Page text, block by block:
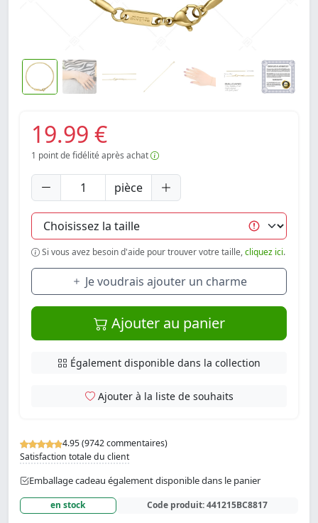
4.95 (9742 commentaires)
Satisfaction totale du client
Emballage cadeau également disponible dans le panier
en stock Code produit:441215BC8817
19.99 €
1 point de fidélité après achat
pièce
Si vous avez besoin d'aide pour trouver votre taille,cliquez ici.
Je voudrais ajouter un charme
Ajouter au panier
Également disponible dans la collection
Ajouter à la liste de souhaits